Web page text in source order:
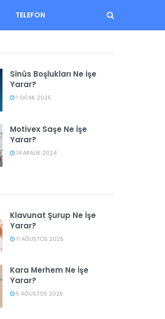
TELEFON
Sinüs Boşlukları Ne İşe
Yarar?
1 OCAK 2025
Motivex Saşe Ne İşe
Yarar?
14 ARALIK 2024
Klavunat Şurup Ne İşe
Yarar?
11 AĞUSTOS 2025
Kara Merhem Ne İşe
Yarar?
5 AĞUSTOS 2025